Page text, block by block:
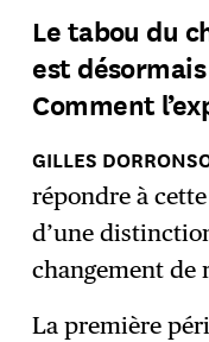
→ S'abonner
Le tabou du
est
Comment
répondre à
d’une
changement de
La première